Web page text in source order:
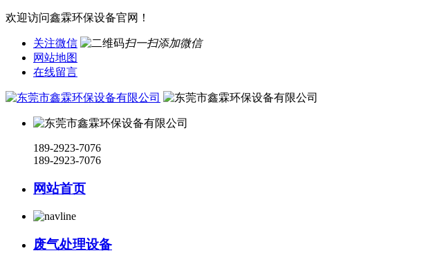
欢迎访问鑫霖环保设备官网！
关注微信
扫一扫添加微信
网站地图
在线留言
189-2923-7076
189-2923-7076
网站首页
废气处理设备